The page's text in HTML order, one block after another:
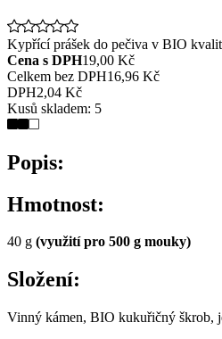
Kypřící prášek do pečiva v BIO
Cena s DPH19,00 Kč
Celkem bez DPH16,96 Kč
DPH2,04 Kč
Kusů skladem: 5
Popis:
Hmotnost:
40 g (využití pro 500 g mouky)
Složení:
Vinný kámen, BIO kukuřičný škrob,